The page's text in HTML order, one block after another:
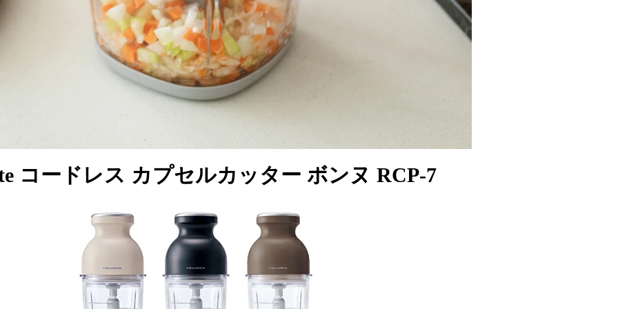
コードレス カプセルカッター ボンヌ RCP-7